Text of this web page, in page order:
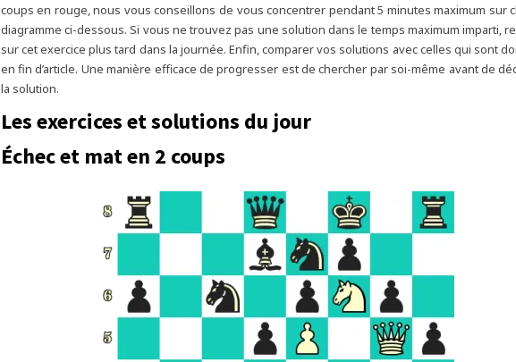
coups en rouge, nous vous conseillons de vous concentrer pendant 5 minutes maximum sur
diagramme ci-dessous. Si vous ne trouvez pas une solution dans le temps maximum imparti,
sur cet exercice plus tard dans la journée. Enfin, comparer vos solutions avec celles qui sont
en fin d’article. Une manière efficace de progresser est de chercher par soi-même avant de
la solution.
Les exercices et solutions du jour
Échec et mat en 2 coups